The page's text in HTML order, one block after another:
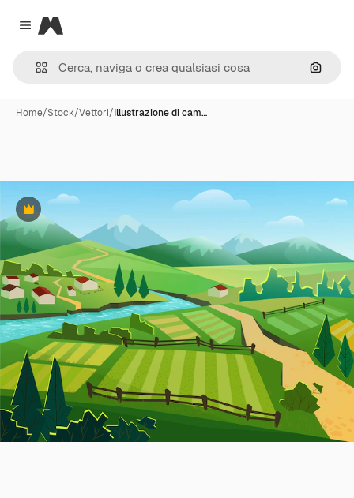
Close menu
Magnific
Cerca
Home/Stock/Vettori/Illustrazione di cam…
Premium